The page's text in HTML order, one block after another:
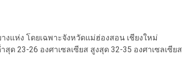
แห่ง โดยเฉพาะจังหวัดแม่ฮ่องสอน เชียงใหม่
ด 23-26 องศาเซลเซียส สูงสุด 32-35 องศาเซลเซียส